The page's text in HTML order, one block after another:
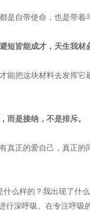
是自带使命，也是带着
短皆能成才，天生我材
能把这块材料去发挥
而是接纳，不是排斥。
真正的爱自己，真正
什么样的？我出现了什
行深呼吸。在专注呼吸